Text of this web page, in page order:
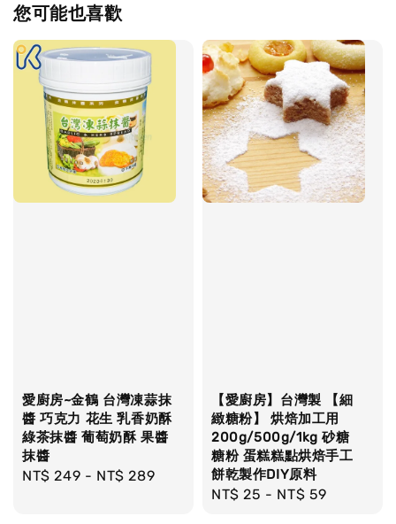
您可能也喜歡
愛廚房~金鶴 台灣凍蒜抹
醬 巧克力 花生 乳香奶酥
綠茶抹醬 葡萄奶酥 果醬
抹醬
Regular
NT$ 249 - NT$ 289
【愛廚房】台灣製 【細
緻糖粉】 烘焙加工用
200g/500g/1kg 砂糖
糖粉 蛋糕糕點烘焙手工
餅乾製作DIY原料
Regular
NT$ 25 - NT$ 59